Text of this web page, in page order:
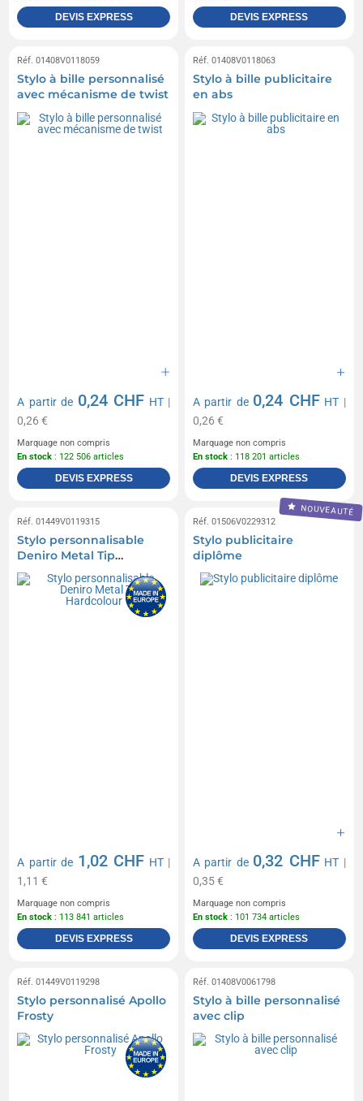
DEVIS EXPRESS DEVIS EXPRESS
Réf. 01408V0118059
Stylo à bille personnalisé
avec mécanisme de twist
A partir de 0,24 CHF HT|
0,26 €
Marquage non compris
En stock : 122 506 articles
DEVIS EXPRESS
Réf. 01408V0118063
Stylo à bille publicitaire
en abs
A partir de 0,24 CHF HT |
0,26 €
Marquage non compris
En stock : 118 201 articles
DEVIS EXPRESS
Réf. 01449V0119315
Stylo personnalisable
Deniro Metal Tip
Hardcolour
A partir de 1,02 CHF HT|
1,11 €
Marquage non compris
En stock : 113 841 articles
DEVIS EXPRESS
NOUVEAUTÉ
Réf. 01506V0229312
Stylo publicitaire
diplôme
A partir de 0,32 CHF HT |
0,35 €
Marquage non compris
En stock : 101 734 articles
DEVIS EXPRESS
Réf. 01449V0119298
Stylo personnalisé Apollo
Frosty
Réf. 01408V0061798
Stylo à bille personnalisé
avec clip